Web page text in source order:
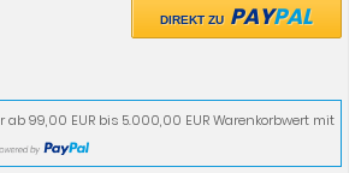
DIREKT ZU PAYPAL
99,00 EUR bis 5.000,00 EUR Warenkorbwert mit